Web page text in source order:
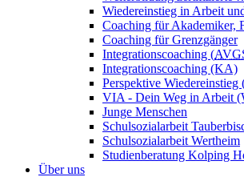
Wiedereinstieg in Arbeit
Coaching für Akademiker,
Coaching für Grenzgänger
Integrationscoaching (
Integrationscoaching (KA)
Perspektive Wiedereinstieg
VIA - Dein Weg in Arbeit
Junge Menschen
Schulsozialarbeit
Schulsozialarbeit Wertheim
Studienberatung Kolping
Über uns